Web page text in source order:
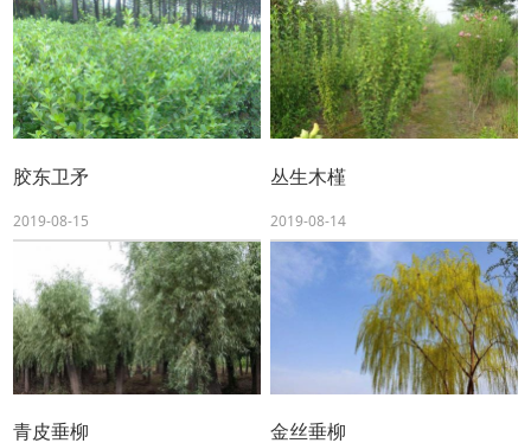
胶东卫矛
2019-08-15
丛生木槿
2019-08-14
青皮垂柳 金丝垂柳